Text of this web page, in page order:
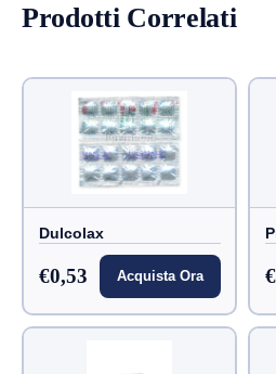
Prodotti Correlati
Dulcolax
€0,53 Acquista Ora